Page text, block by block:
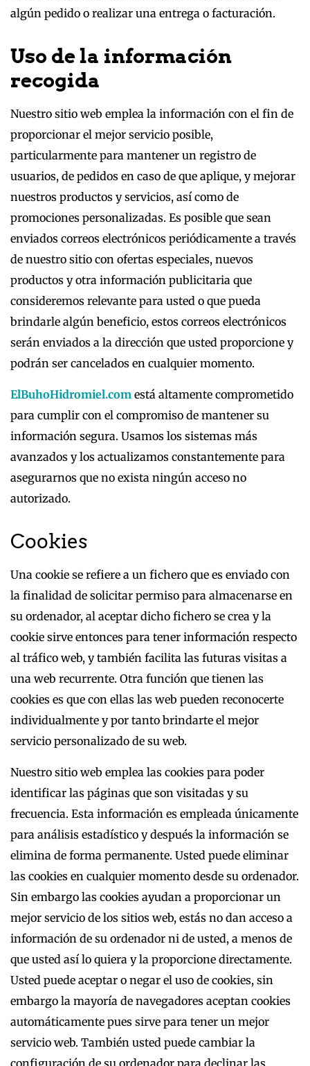
algún pedido o realizar una entrega o facturación.
Uso de la información
recogida
Nuestro sitio web emplea la información con el fin de
proporcionar el mejor servicio posible,
particularmente para mantener un registro de
usuarios, de pedidos en caso de que aplique, y mejorar
nuestros productos y servicios, así como de
promociones personalizadas. Es posible que sean
enviados correos electrónicos periódicamente a través
de nuestro sitio con ofertas especiales, nuevos
productos y otra información publicitaria que
consideremos relevante para usted o que pueda
brindarle algún beneficio, estos correos electrónicos
serán enviados a la dirección que usted proporcione y
podrán ser cancelados en cualquier momento.
ElBuhoHidromiel.com está altamente comprometido
para cumplir con el compromiso de mantener su
información segura. Usamos los sistemas más
avanzados y los actualizamos constantemente para
asegurarnos que no exista ningún acceso no
autorizado.
Cookies
Una cookie se refiere a un fichero que es enviado con
la finalidad de solicitar permiso para almacenarse en
su ordenador, al aceptar dicho fichero se crea y la
cookie sirve entonces para tener información respecto
al tráfico web, y también facilita las futuras visitas a
una web recurrente. Otra función que tienen las
cookies es que con ellas las web pueden reconocerte
individualmente y por tanto brindarte el mejor
servicio personalizado de su web.
Nuestro sitio web emplea las cookies para poder
identificar las páginas que son visitadas y su
frecuencia. Esta información es empleada únicamente
para análisis estadístico y después la información se
elimina de forma permanente. Usted puede eliminar
las cookies en cualquier momento desde su ordenador.
Sin embargo las cookies ayudan a proporcionar un
mejor servicio de los sitios web, estás no dan acceso a
información de su ordenador ni de usted, a menos de
que usted así lo quiera y la proporcione directamente.
Usted puede aceptar o negar el uso de cookies, sin
embargo la mayoría de navegadores aceptan cookies
automáticamente pues sirve para tener un mejor
servicio web. También usted puede cambiar la
configuración de su ordenador para declinar las